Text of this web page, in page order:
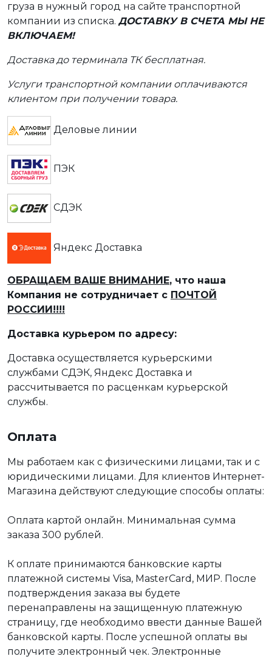
груза в нужный город на сайте транспортной
компании из списка. ДОСТАВКУ В СЧЕТА МЫ НЕ
ВКЛЮЧАЕМ!
Доставка до терминала ТК бесплатная.
Услуги транспортной компании оплачиваются
клиентом при получении товара.
Деловые линии
ПЭК
СДЭК
Яндекс Доставка
ОБРАЩАЕМ ВАШЕ ВНИМАНИЕ, что наша
Компания не сотрудничает с ПОЧТОЙ
РОССИИ!!!!
Доставка курьером по адресу:
Доставка осуществляется курьерскими
службами СДЭК, Яндекс Доставка и
рассчитывается по расценкам курьерской
службы.
Оплата
Мы работаем как с физическими лицами, так и с
юридическими лицами. Для клиентов Интернет-
Магазина действуют следующие способы оплаты:
Оплата картой онлайн. Минимальная сумма
заказа 300 рублей.
К оплате принимаются банковские карты
платежной системы Visa, MasterCard, МИР. После
подтверждения заказа вы будете
перенаправлены на защищенную платежную
страницу, где необходимо ввести данные Вашей
банковской карты. После успешной оплаты вы
получите электронный чек. Электронные